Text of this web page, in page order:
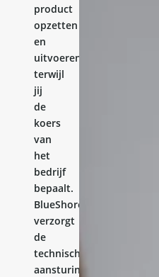
product
opzetten
en
uitvoeren,
terwijl
jij
de
koers
van
het
bedrijf
bepaalt.
BlueShores
verzorgt
de
technische
aansturing